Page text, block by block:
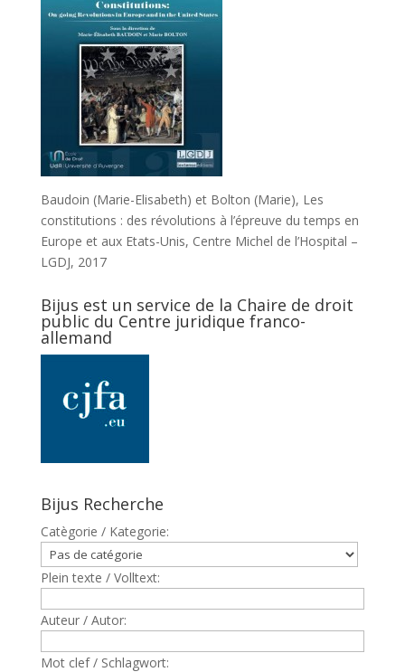
Baudoin (Marie-Elisabeth) et Bolton (Marie), Les
constitutions : des révolutions à l’épreuve du temps en
Europe et aux Etats-Unis, Centre Michel de l’Hospital –
LGDJ, 2017
Bijus est un service de la Chaire de droit
public du Centre juridique franco-
allemand
Bijus Recherche
Catègorie / Kategorie:
Plein texte / Volltext:
Auteur / Autor:
Mot clef / Schlagwort: